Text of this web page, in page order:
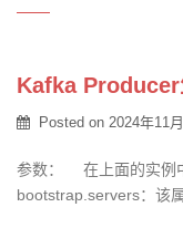
Kafka Producer
Posted on 2024年11
参数： 在上面的实例
bootstrap.servers：该